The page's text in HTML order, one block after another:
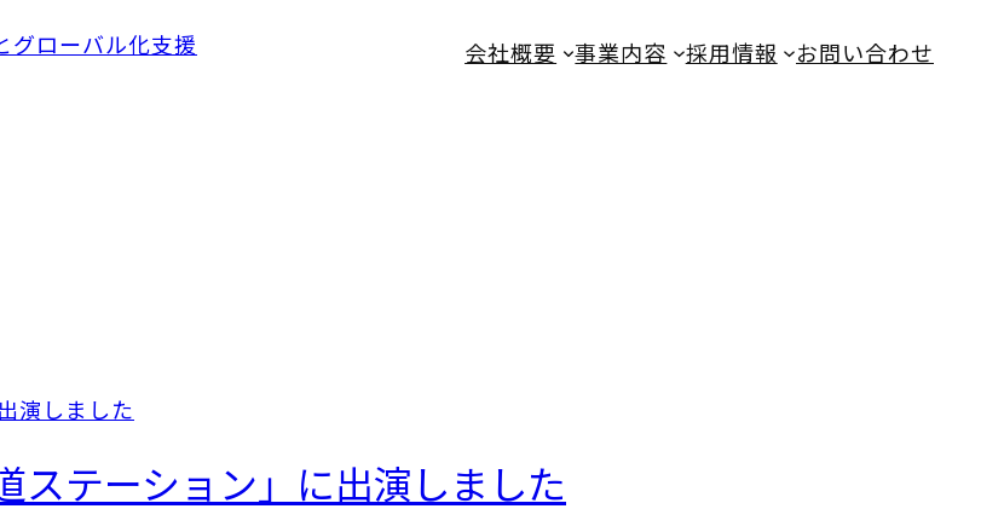
会社概要 事業内容 採用情報 お問い合わせ
ステーション」に出演しました